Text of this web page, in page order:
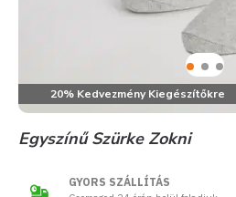
20% Kedvezmény Kiegészítőkre
Egyszínű Szürke Zokni
GYORS SZÁLLÍTÁS